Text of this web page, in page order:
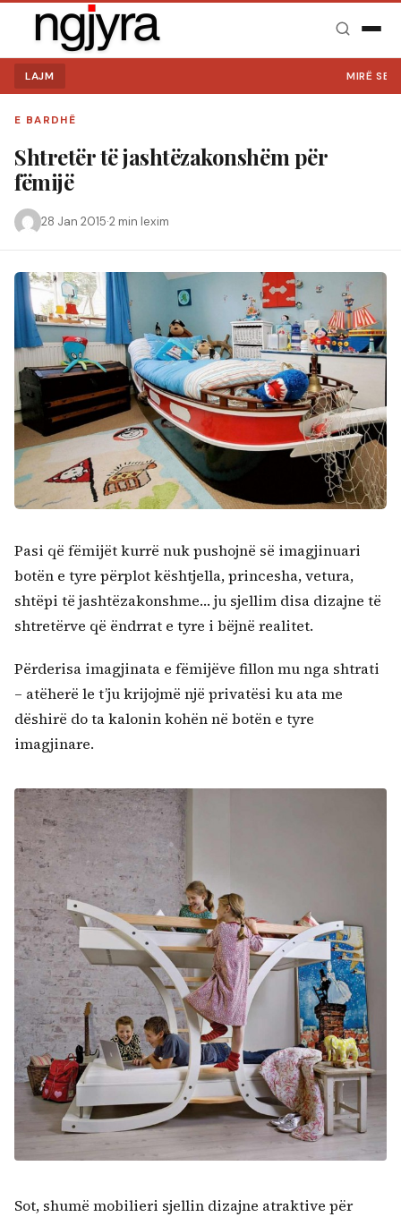
Kërko:
LAJM MIRË SE VINI NË
E BARDHË
Shtretër të jashtëzakonshëm për
fëmijë
28 Jan 2015·2 min lexim
Pasi që fëmijët kurrë nuk pushojnë së imagjinuari
botën e tyre përplot kështjella, princesha, vetura,
shtëpi të jashtëzakonshme… ju sjellim disa dizajne të
shtretërve që ëndrrat e tyre i bëjnë realitet.
Përderisa imagjinata e fëmijëve fillon mu nga shtrati
– atëherë le t’ju krijojmë një privatësi ku ata me
dëshirë do ta kalonin kohën në botën e tyre
imagjinare.
Sot, shumë mobilieri sjellin dizajne atraktive për